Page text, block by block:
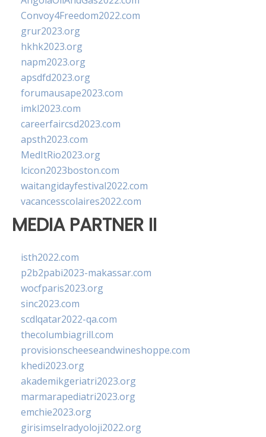
Convoy4Freedom2022.com
grur2023.org
hkhk2023.org
napm2023.org
apsdfd2023.org
forumausape2023.com
imkl2023.com
careerfaircsd2023.com
apsth2023.com
MedItRio2023.org
lcicon2023boston.com
waitangidayfestival2022.com
vacancesscolaires2022.com
MEDIA PARTNER II
isth2022.com
p2b2pabi2023-makassar.com
wocfparis2023.org
sinc2023.com
scdlqatar2022-qa.com
thecolumbiagrill.com
provisionscheeseandwineshoppe.com
khedi2023.org
akademikgeriatri2023.org
marmarapediatri2023.org
emchie2023.org
girisimselradyoloji2022.org